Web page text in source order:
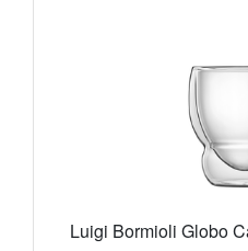
Luigi Bormioli Globo